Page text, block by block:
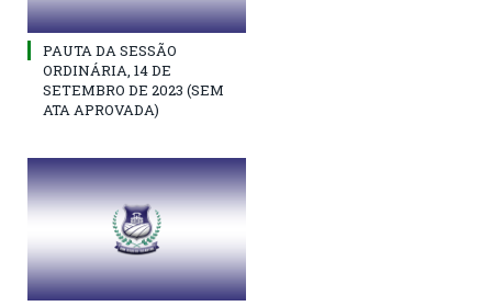
PAUTA DA SESSÃO
ORDINÁRIA, 14 DE
SETEMBRO DE 2023 (SEM
ATA APROVADA)